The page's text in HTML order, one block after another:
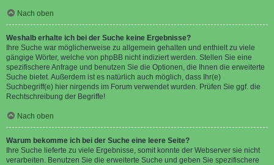
Nach oben
Weshalb erhalte ich bei der Suche keine Ergebnisse?
Ihre Suche war möglicherweise zu allgemein gehalten und enthielt zu viele
gängige Wörter, welche von phpBB nicht indiziert werden. Stellen Sie eine
spezifischere Anfrage und benutzen Sie die Optionen, die Ihnen die erweiterte
Suche bietet. Außerdem ist es natürlich auch möglich, dass Ihr(e)
Suchbegriff(e) hier nirgends im Forum verwendet wurden. Prüfen Sie ggf. die
Rechtschreibung der Begriffe!
Nach oben
Warum bekomme ich bei der Suche eine leere Seite?
Ihre Suche lieferte zu viele Ergebnisse, somit konnte der Webserver sie nicht
verarbeiten. Benutzen Sie die erweiterte Suche und geben Sie spezifischere